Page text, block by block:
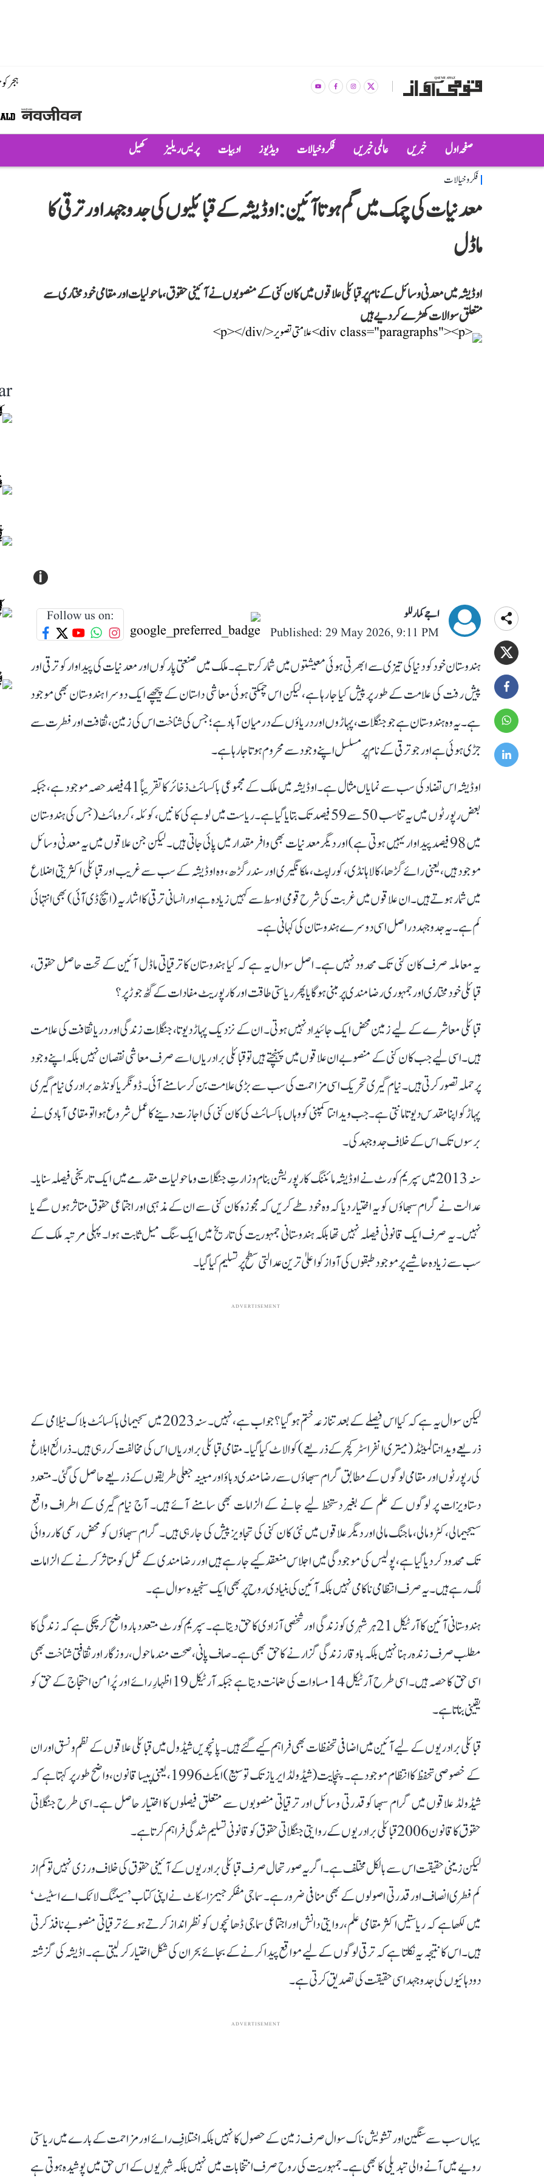
ہجر
صفحہ اول خبریں عالمی خبریں فکر و خیالات ویڈیوز ادبیات پریس ریلیز کھیل
فکر و خیالات
معدنیات کی چمک میں گم ہوتا آئین: اوڈیشہ کے قبائلیوں کی جدوجہد اور ترقی کا
ماڈل
اوڈیشہ میں معدنی وسائل کے نام پر قبائلی علاقوں میں کان کنی کے منصوبوں نے آئینی حقوق، ماحولیات اور مقامی خودمختاری سے
متعلق سوالات کھڑے کر دیے ہیں
i
اجے کمار للو
Published: 29 May 2026, 9:11 PM
Follow us on:
ہندوستان خود کو دنیا کی تیزی سے ابھرتی ہوئی معیشتوں میں شمار کرتا ہے۔ ملک میں صنعتی پارکوں اور معدنیات کی پیداوار کو ترقی اور
پیش رفت کی علامت کے طور پر پیش کیا جا رہا ہے، لیکن اس چمکتی ہوئی معاشی داستان کے پیچھے ایک دوسرا ہندوستان بھی موجود
ہے۔ یہ وہ ہندوستان ہے جو جنگلات، پہاڑوں اور دریاؤں کے درمیان آباد ہے؛ جس کی شناخت اس کی زمین، ثقافت اور فطرت سے
جڑی ہوئی ہے اور جو ترقی کے نام پر مسلسل اپنے وجود سے محروم ہوتا جا رہا ہے۔
اوڈیشہ اس تضاد کی سب سے نمایاں مثال ہے۔ اوڈیشہ میں ملک کے مجموعی باکسائٹ ذخائر کا تقریباً 41 فیصد حصہ موجود ہے، جبکہ
بعض رپورٹوں میں یہ تناسب 50 سے 59 فیصد تک بتایا گیا ہے۔ ریاست میں لوہے کی کانیں، کوئلہ، کرومائٹ (جس کی ہندوستان
میں 98 فیصد پیداوار یہیں ہوتی ہے) اور دیگر معدنیات بھی وافر مقدار میں پائی جاتی ہیں۔ لیکن جن علاقوں میں یہ معدنی وسائل
موجود ہیں، یعنی رائے گڑھا، کالاہانڈی، کوراپٹ، ملکانگیری اور سندرگڑھ، وہ اوڈیشہ کے سب سے غریب اور قبائلی اکثریتی اضلاع
میں شمار ہوتے ہیں۔ ان علاقوں میں غربت کی شرح قومی اوسط سے کہیں زیادہ ہے اور انسانی ترقی کا اشاریہ (ایچ ڈی آئی) بھی انتہائی
کم ہے۔ یہ جدوجہد دراصل اسی دوسرے ہندوستان کی کہانی ہے۔
یہ معاملہ صرف کان کنی تک محدود نہیں ہے۔ اصل سوال یہ ہے کہ کیا ہندوستان کا ترقیاتی ماڈل آئین کے تحت حاصل حقوق،
قبائلی خودمختاری اور جمہوری رضامندی پر مبنی ہوگا یا پھر ریاستی طاقت اور کارپوریٹ مفادات کے گٹھ جوڑ پر؟
قبائلی معاشرے کے لیے زمین محض ایک جائیداد نہیں ہوتی۔ ان کے نزدیک پہاڑ دیوتا، جنگلات زندگی اور دریا ثقافت کی علامت
ہیں۔ اسی لیے جب کان کنی کے منصوبے ان علاقوں میں پہنچتے ہیں تو قبائلی برادریاں اسے صرف معاشی نقصان نہیں بلکہ اپنے وجود
پر حملہ تصور کرتی ہیں۔ نیام گیری تحریک اسی مزاحمت کی سب سے بڑی علامت بن کر سامنے آئی۔ ڈونگریا کونڈھ برادری نیام گیری
پہاڑ کو اپنا مقدس دیوتا مانتی ہے۔ جب ویدانتا کمپنی کو وہاں باکسائٹ کی کان کنی کی اجازت دینے کا عمل شروع ہوا تو مقامی آبادی نے
برسوں تک اس کے خلاف جدوجہد کی۔
سنہ 2013 میں سپریم کورٹ نے اوڈیشہ مائننگ کارپوریشن بنام وزارتِ جنگلات و ماحولیات مقدمے میں ایک تاریخی فیصلہ سنایا۔
عدالت نے گرام سبھاؤں کو یہ اختیار دیا کہ وہ خود طے کریں کہ مجوزہ کان کنی سے ان کے مذہبی اور اجتماعی حقوق متاثر ہوں گے یا
نہیں۔ یہ صرف ایک قانونی فیصلہ نہیں تھا بلکہ ہندوستانی جمہوریت کی تاریخ میں ایک سنگ میل ثابت ہوا۔ پہلی مرتبہ ملک کے
سب سے زیادہ حاشیے پر موجود طبقوں کی آواز کو اعلیٰ ترین عدالتی سطح پر تسلیم کیا گیا۔
ADVERTISEMENT
لیکن سوال یہ ہے کہ کیا اس فیصلے کے بعد تنازعہ ختم ہو گیا؟ جواب ہے، نہیں۔ سنہ 2023 میں سجیمالی باکسائٹ بلاک نیلامی کے
ذریعے ویدانتا لمیٹڈ (میتری انفراسٹرکچر کے ذریعے) کو الاٹ کیا گیا۔ مقامی قبائلی برادریاں اس کی مخالفت کر رہی ہیں۔ ذرائع ابلاغ
کی رپورٹوں اور مقامی لوگوں کے مطابق گرام سبھاؤں سے رضامندی دباؤ اور مبینہ جعلی طریقوں کے ذریعے حاصل کی گئی۔ متعدد
دستاویزات پر لوگوں کے علم کے بغیر دستخط لیے جانے کے الزامات بھی سامنے آئے ہیں۔ آج نیام گیری کے اطراف واقع
سیجیمالی، کٹرو مالی، ماجنگ مالی اور دیگر علاقوں میں نئی کان کنی کی تجاویز پیش کی جا رہی ہیں۔ گرام سبھاؤں کو محض رسمی کارروائی
تک محدود کر دیا گیا ہے، پولیس کی موجودگی میں اجلاس منعقد کیے جا رہے ہیں اور رضامندی کے عمل کو متاثر کرنے کے الزامات
لگ رہے ہیں۔ یہ صرف انتظامی ناکامی نہیں بلکہ آئین کی بنیادی روح پر بھی ایک سنجیدہ سوال ہے۔
ہندوستانی آئین کا آرٹیکل 21 ہر شہری کو زندگی اور شخصی آزادی کا حق دیتا ہے۔ سپریم کورٹ متعدد بار واضح کر چکی ہے کہ زندگی کا
مطلب صرف زندہ رہنا نہیں بلکہ باوقار زندگی گزارنے کا حق بھی ہے۔ صاف پانی، صحت مند ماحول، روزگار اور ثقافتی شناخت بھی
اسی حق کا حصہ ہیں۔ اسی طرح آرٹیکل 14 مساوات کی ضمانت دیتا ہے جبکہ آرٹیکل 19 اظہارِ رائے اور پُرامن احتجاج کے حق کو
یقینی بناتا ہے۔
قبائلی برادریوں کے لیے آئین میں اضافی تحفظات بھی فراہم کیے گئے ہیں۔ پانچویں شیڈول میں قبائلی علاقوں کے نظم و نسق اور ان
کے خصوصی تحفظ کا انتظام موجود ہے۔ پنچایت (شیڈولڈ ایریاز تک توسیع) ایکٹ 1996، یعنی پیسا قانون، واضح طور پر کہتا ہے کہ
شیڈولڈ علاقوں میں گرام سبھا کو قدرتی وسائل اور ترقیاتی منصوبوں سے متعلق فیصلوں کا اختیار حاصل ہے۔ اسی طرح جنگلاتی
حقوق کا قانون 2006 قبائلی برادریوں کے روایتی جنگلاتی حقوق کو قانونی تسلیم شدگی فراہم کرتا ہے۔
لیکن زمینی حقیقت اس سے بالکل مختلف ہے۔ اگر یہ صورتحال صرف قبائلی برادریوں کے آئینی حقوق کی خلاف ورزی نہیں تو کم از
کم فطری انصاف اور قدرتی اصولوں کے بھی منافی ضرور ہے۔ سماجی مفکر جیمز اسکاٹ نے اپنی کتاب ’سیئنگ لائک اے اسٹیٹ‘
میں لکھا ہے کہ ریاستیں اکثر مقامی علم، روایتی دانش اور اجتماعی سماجی ڈھانچوں کو نظر انداز کرتے ہوئے ترقیاتی منصوبے نافذ کرتی
ہیں۔ اس کا نتیجہ یہ نکلتا ہے کہ ترقی لوگوں کے لیے مواقع پیدا کرنے کے بجائے بحران کی شکل اختیار کر لیتی ہے۔ اڈیشہ کی گزشتہ
دو دہائیوں کی جدوجہد اسی حقیقت کی تصدیق کرتی ہے۔
ADVERTISEMENT
یہاں سب سے سنگین اور تشویش ناک سوال صرف زمین کے حصول کا نہیں بلکہ اختلافِ رائے اور مزاحمت کے بارے میں ریاستی
رویے میں آنے والی تبدیلی کا بھی ہے۔ جمہوریت کی روح صرف انتخابات میں نہیں بلکہ شہریوں کے اس حق میں پوشیدہ ہوتی ہے